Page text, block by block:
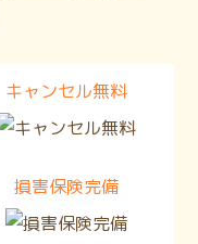
キャンセル無料
損害保険完備